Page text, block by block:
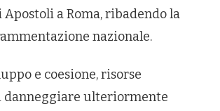
a Roma, ribadendo la
nazionale.
e coesione, risorse
danneggiare ulteriormente